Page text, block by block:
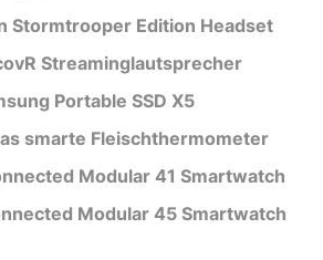
Stormtrooper Edition Headset
Streaminglautsprecher
Portable SSD X5
smarte Fleischthermometer
Modular 41 Smartwatch
Modular 45 Smartwatch